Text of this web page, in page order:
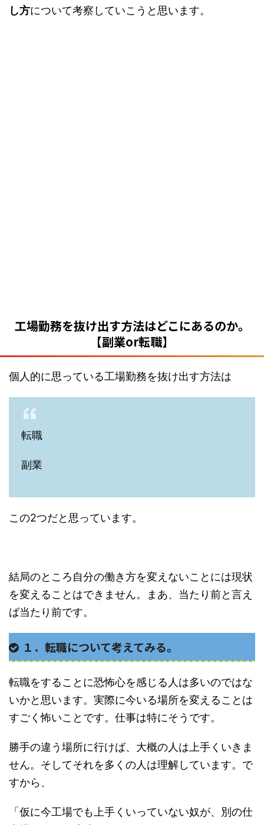
し方について考察していこうと思います。
工場勤務を抜け出す方法はどこにあるのか。
【副業or転職】
個人的に思っている工場勤務を抜け出す方法は
転職
副業
この2つだと思っています。
結局のところ自分の働き方を変えないことには現状
を変えることはできません。まあ、当たり前と言え
ば当たり前です。
１．転職について考えてみる。
転職をすることに恐怖心を感じる人は多いのではな
いかと思います。実際に今いる場所を変えることは
すごく怖いことです。仕事は特にそうです。
勝手の違う場所に行けば、大概の人は上手くいきま
せん。そしてそれを多くの人は理解しています。で
すから、
「仮に今工場でも上手くいっていない奴が、別の仕